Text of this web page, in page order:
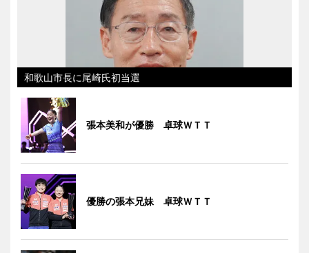
和歌山市長に尾崎氏初当選
張本美和が優勝 卓球ＷＴＴ
優勝の張本兄妹 卓球ＷＴＴ